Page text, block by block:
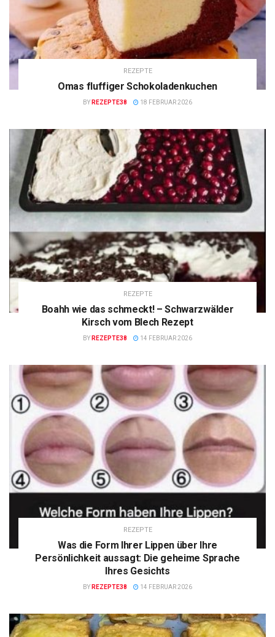
REZEPTE
Omas fluffiger Schokoladenkuchen
BY REZEPTE38 18 FEBRUAR 2026
REZEPTE
Boahh wie das schmeckt! – Schwarzwälder
Kirsch vom Blech Rezept
BY REZEPTE38 14 FEBRUAR 2026
REZEPTE
Was die Form Ihrer Lippen über Ihre
Persönlichkeit aussagt: Die geheime Sprache
Ihres Gesichts
BY REZEPTE38 14 FEBRUAR 2026